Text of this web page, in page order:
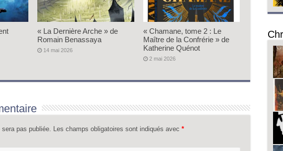
« La Dernière Arche » de
Romain Benassaya
14 mai 2026
« Chamane, tome 2 : Le
Maître de la Confrérie » de
Katherine Quénot
2 mai 2026
pas publiée. Les champs obligatoires sont indiqués avec *